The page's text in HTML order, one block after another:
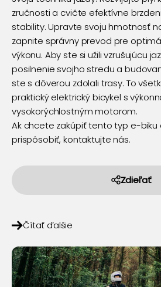
zručnosti a cvičte efektívne
stability. Upravte svoju hmotnosť
zapnite správny prevod pre
výkonu. Aby ste si užili vzrušujúcu
posilnenie svojho stredu a
ste s dôverou zdolali trasy. To
praktický elektrický bicykel s
vysokorýchlostným motorom.
Ak chcete zakúpiť tento typ e-
prispôsobiť, kontaktujte nás.
Zdieľať
Čítať ďalšie